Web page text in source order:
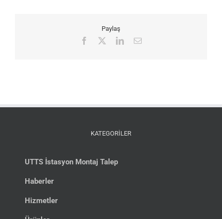
Paylaş
Facebook LinkedIn
E-
KATEGORİLER
UTTS İstasyon Montaj Talep
Haberler
Hizmetler